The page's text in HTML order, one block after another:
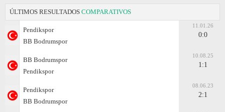
ÚLTIMOS RESULTADOS COMPARATIVOS
Pendikspor
BB Bodrumspor
11.01.26
0:0
BB Bodrumspor
Pendikspor
10.08.25
1:1
Pendikspor
BB Bodrumspor
08.06.23
2:1